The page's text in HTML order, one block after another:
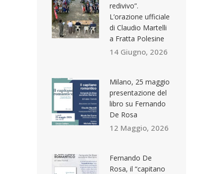
redivivo”.
L’orazione ufficiale
di Claudio Martelli
a Fratta Polesine
14 Giugno, 2026
Milano, 25 maggio
presentazione del
libro su Fernando
De Rosa
12 Maggio, 2026
Fernando De
Rosa, il “capitano